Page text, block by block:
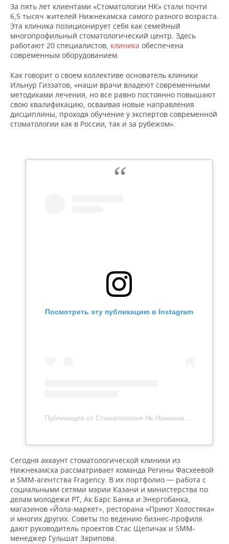
КИБЕРСПОРТ
ФИГУРНОЕ КАТАНИЕ
ХОККЕЙ С МЯЧОМ
КУЛЬТУРА
МЕДИЦИНА
ПРОИСШЕСТВИЯ
СПИСОК КОМПАНИЙ
За пять лет клиентами «Стоматологии НК» стали почти
6,5 тысяч жителей Нижнекамска самого разного возраста.
Эта клиника позиционирует себя как семейный
многопрофильный стоматологический центр. Здесь
работают 20 специалистов, клиника обеспечена
современным оборудованием.
Как говорит о своем коллективе основатель клиники
Ильнур Гиззатов, «наши врачи владеют современными
методиками лечения, но все равно постоянно повышают
свою квалификацию, осваивая новые направления
дисциплины, проходя обучение у экспертов современной
стоматологии как в России, так и за рубежом».
Посмотреть эту публикацию в Instagram
Публикация от Стоматология Нк Нижнекамск (@stomat_nk)
Сегодня аккаунт стоматологической клиники из
Нижнекамска рассматривает команда Регины Фасхеевой
и SMM-агентства Fragency. В их портфолио — работа с
социальными сетями мэрии Казани и министерства по
делам молодежи РТ, Ак Барс Банка и Энергобанка,
магазинов «Йола-маркет», ресторана «Приют Холостяка»
и многих других. Советы по ведению бизнес-профиля
дают руководитель проектов Стас Щепичак и SMM-
менеджер Гульшат Зарипова.